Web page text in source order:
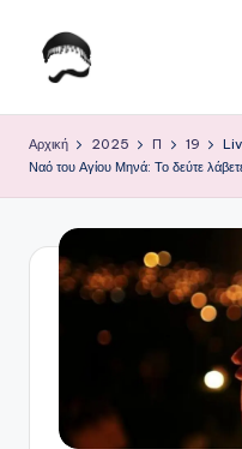
Μετάβαση
ο
Κ
Αρχική 2025 Π 19
Ναό του Αγίου Μηνά: Το δεύτε